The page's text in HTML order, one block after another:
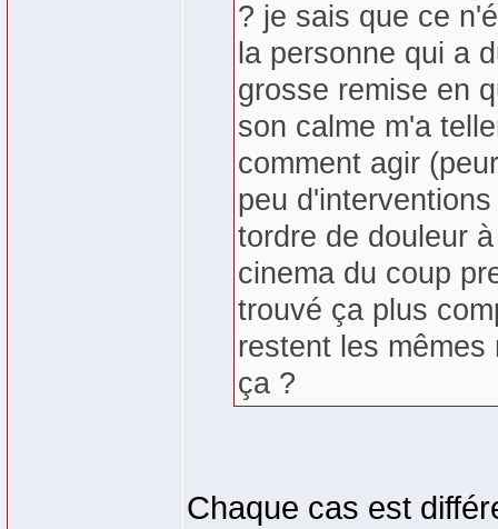
? je sais que ce
la personne qui a
grosse remise en
son calme m'a
comment agir
peu
tordre de douleur
cinema du coup
trouvé ça plus
restent les
ça ?
Chaque cas est